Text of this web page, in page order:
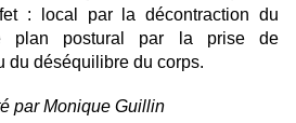
: local par la décontraction du
plan postural par la prise de
du déséquilibre du corps.
par Monique Guillin